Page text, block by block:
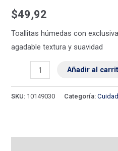
$49,92
Toallitas húmedas con
agadable textura y suavidad
1x24
cantidad
Añadir al
SKU: 10149030 Categoría: